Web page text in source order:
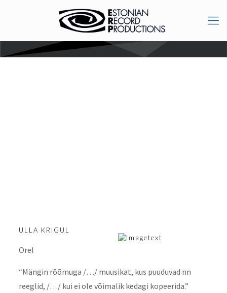
ULLA KRIGUL
Orel
“Mängin rõõmuga /…/ muusikat, kus puuduvad nn
reeglid, /…/ kui ei ole võimalik kedagi kopeerida.”